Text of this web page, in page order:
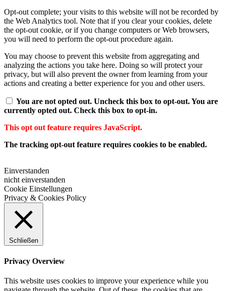
Opt-out complete; your visits to this website will not be recorded by
the Web Analytics tool. Note that if you clear your cookies, delete
the opt-out cookie, or if you change computers or Web browsers,
you will need to perform the opt-out procedure again.
You may choose to prevent this website from aggregating and
analyzing the actions you take here. Doing so will protect your
privacy, but will also prevent the owner from learning from your
actions and creating a better experience for you and other users.
You are not opted out. Uncheck this box to opt-out.You are
currently opted out. Check this box to opt-in.
This opt out feature requires JavaScript.
The tracking opt-out feature requires cookies to be enabled.
Einverstanden
nicht einverstanden
Cookie Einstellungen
Privacy & Cookies Policy
Schließen
Privacy Overview
This website uses cookies to improve your experience while you